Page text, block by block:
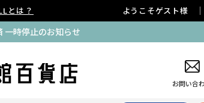
とは？ ようこそゲスト様
一時停止のお知らせ
お問い合